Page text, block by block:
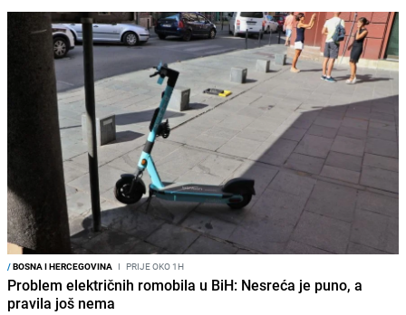
/BOSNA I HERCEGOVINA I PRIJE OKO 1H
Problem električnih romobila u BiH: Nesreća je puno, a
pravila još nema